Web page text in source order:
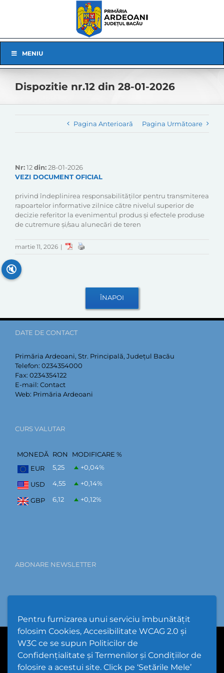
Pentru furnizarea unui serviciu îmbunătățit
folosim Cookies, Accesibilitate WCAG 2.0 și
W3C ce se supun Politicilor de
Confidențialitate și Termenilor și Condițiilor de
folosire a acestui site. Click pe ‘Setările Mele’
Navigation
MENIU
Dispozitie nr.12 din 28-01-2026
Pagina Anterioară Pagina Următoare
Nr:12din:28-01-2026
VEZI DOCUMENT OFICIAL
privind îndeplinirea responsabilităţilor pentru transmiterea
rapoartelor informative zilnice către nivelul superior de
decizie referitor la evenimentul produs şi efectele produse
de cutremure şi/sau alunecări de teren
martie 11, 2026 |
DATE DE CONTACT
Primăria Ardeoani, Str. Principală, Județul Bacău
Telefon: 0234354000
Fax: 0234354122
E-mail: Contact
Web: Primăria Ardeoani
CURS VALUTAR
MONEDĂ RON
MODIFICARE %
EUR
5,25 +0,04%
USD 4,55 +0,14%
GBP 6,12 +0,12%
ABONARE NEWSLETTER
Hartă Website
🔇